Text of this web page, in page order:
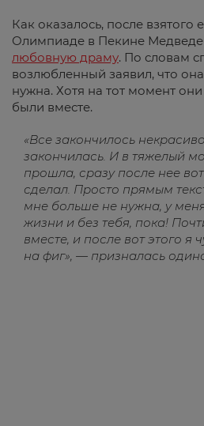
Как оказалось, после взятого
Олимпиаде в Пекине
любовную драму. По словам
возлюбленный заявил, что
нужна. Хотя на тот момент
были вместе.
«Все закончилось
закончилась. И в тяжелый
прошла, сразу после нее
сделал. Просто прямым
мне больше не нужна, у
жизни и без тебя, пока!
вместе, и после вот этого я
на фиг», — призналась